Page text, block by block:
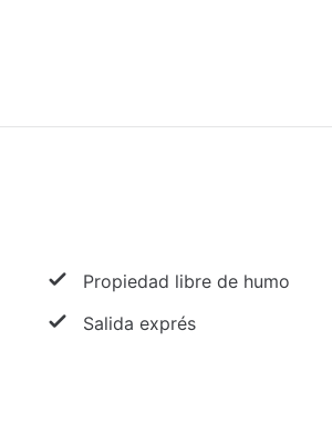
Propiedad libre de humo
Salida exprés